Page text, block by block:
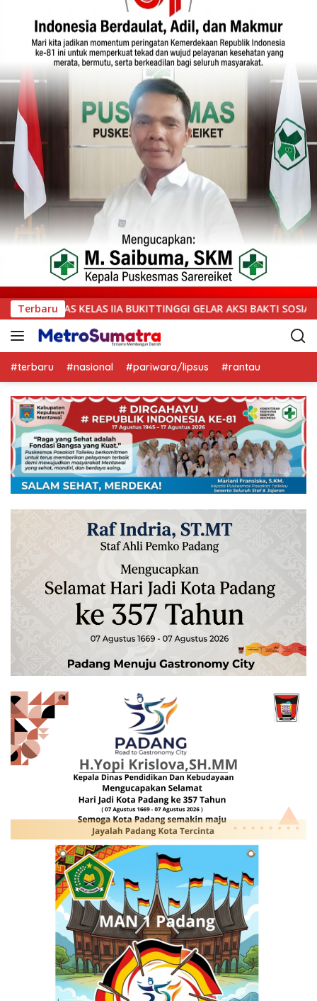
Terbaru
AKSI BAKTI SOSIAL, BAGIKAN SEMBAKO KEPADA MASYARAKAT
#terbaru #nasional #pariwara/lipsus #rantau